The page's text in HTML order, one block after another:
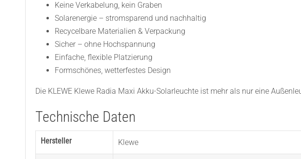
Keine Verkabelung, kein Graben
Solarenergie – stromsparend und nachhaltig
Recycelbare Materialien & Verpackung
Sicher – ohne Hochspannung
Einfache, flexible Platzierung
Formschönes, wetterfestes Design
Die KLEWE Klewe Radia Maxi Akku-Solarleuchte ist mehr als nur eine
Technische Daten
Hersteller Klewe